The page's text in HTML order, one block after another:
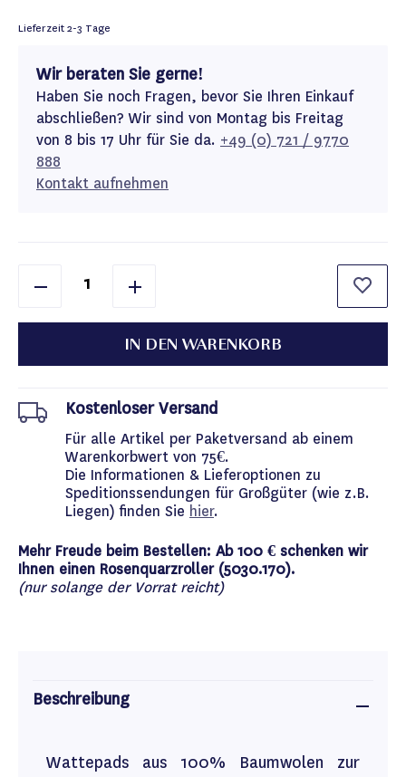
Lieferzeit2-3 Tage
Wir beraten Sie gerne!
Haben Sie noch Fragen, bevor Sie Ihren Einkauf
abschließen? Wir sind von Montag bis Freitag
von 8 bis 17 Uhr für Sie da. +49 (0) 721 / 9770
888
Kontakt aufnehmen
IN DEN WARENKORB
Kostenloser Versand
Für alle Artikel per Paketversand ab einem
Warenkorbwert von 75€.
Die Informationen & Lieferoptionen zu
Speditionssendungen für Großgüter (wie z.B.
Liegen) finden Sie hier.
Mehr Freude beim Bestellen: Ab 100 € schenken wir
Ihnen einen Rosenquarzroller (5030.170).
(nur solange der Vorrat reicht)
Beschreibung
Wattepads aus 100% Baumwolen zur